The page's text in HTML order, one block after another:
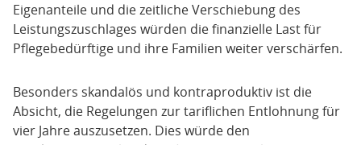
Eigenanteile und die zeitliche Verschiebung des
Leistungszuschlages würden die finanzielle Last für
Pflegebedürftige und ihre Familien weiter verschärfen.
Besonders skandalös und kontraproduktiv ist die
Absicht, die Regelungen zur tariflichen Entlohnung für
vier Jahre auszusetzen. Dies würde den